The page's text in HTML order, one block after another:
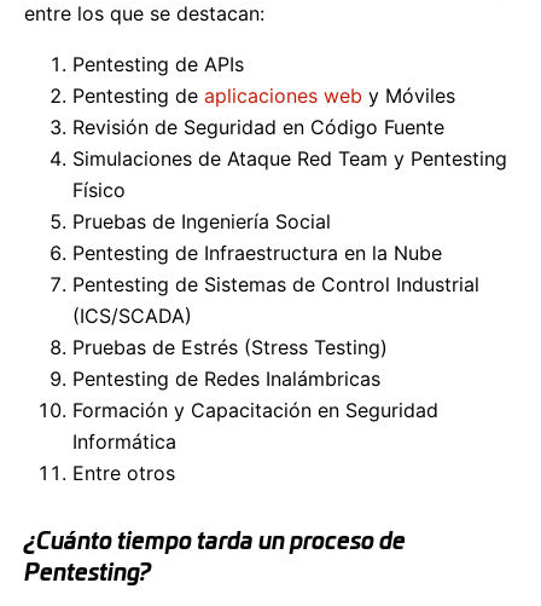
entre los que se destacan:
Pentesting de APIs
Pentesting de aplicaciones web y Móviles
Revisión de Seguridad en Código Fuente
Simulaciones de Ataque Red Team y Pentesting
Físico
Pruebas de Ingeniería Social
Pentesting de Infraestructura en la Nube
Pentesting de Sistemas de Control Industrial
(ICS/SCADA)
Pruebas de Estrés (Stress Testing)
Pentesting de Redes Inalámbricas
Formación y Capacitación en Seguridad
Informática
Entre otros
¿Cuánto tiempo tarda un proceso de
Pentesting?